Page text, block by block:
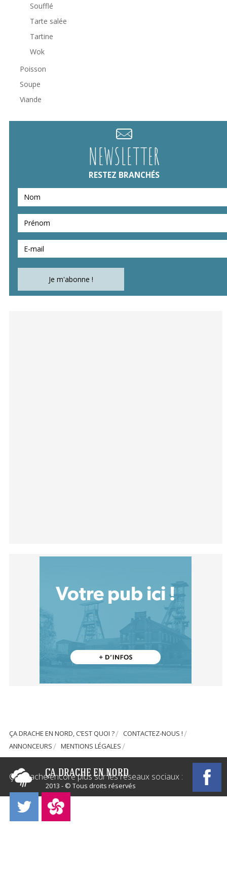
Soufflé
Tarte salée
Tartine
Wok
Poisson
Soupe
Viande
NEWSLETTER
RESTEZ BRANCHÉS
ÇA DRACHE EN NORD, C’EST QUOI ?
CONTACTEZ-NOUS !
ANNONCEURS
MENTIONS LÉGALES
2013 - © Tous droits réservés
Ça Drache encore plus sur les réseaux sociaux :